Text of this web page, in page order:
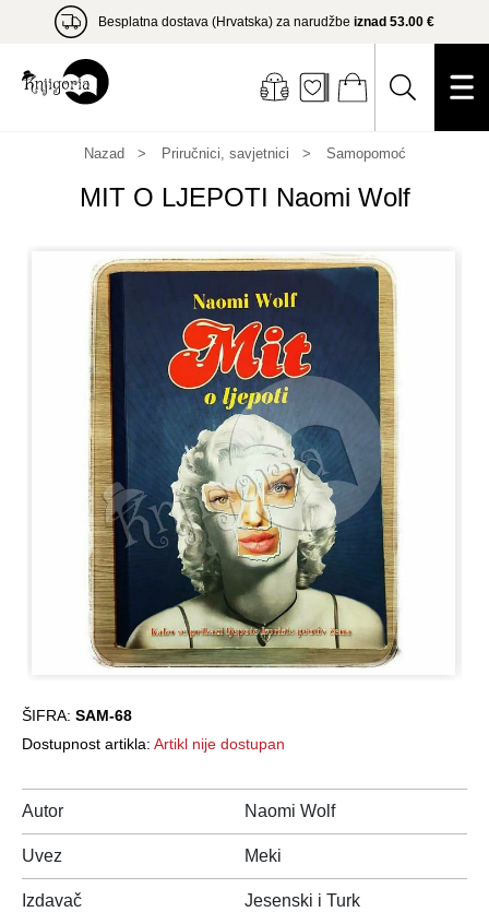
Besplatna dostava (Hrvatska) za narudžbe iznad 53.00 €
Nazad Priručnici, savjetnici Samopomoć
MIT O LJEPOTI Naomi Wolf
ŠIFRA: SAM-68
Dostupnost artikla: Artikl nije dostupan
Autor Naomi Wolf
Uvez Meki
Izdavač Jesenski i Turk